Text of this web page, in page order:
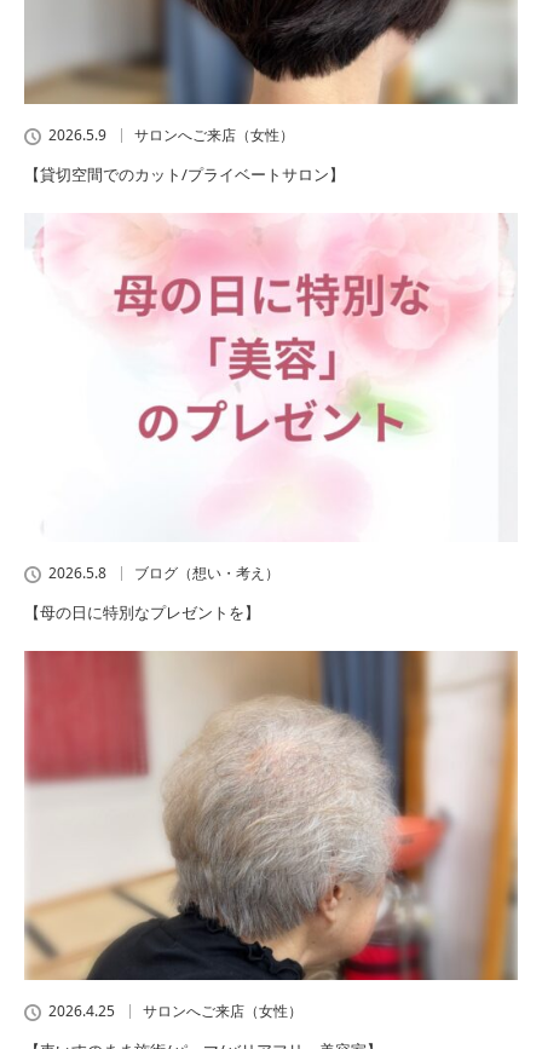
2026.5.9 サロンへご来店（女性）
【貸切空間でのカット/プライベートサロン】
2026.5.8 ブログ（想い・考え）
【母の日に特別なプレゼントを】
2026.4.25 サロンへご来店（女性）